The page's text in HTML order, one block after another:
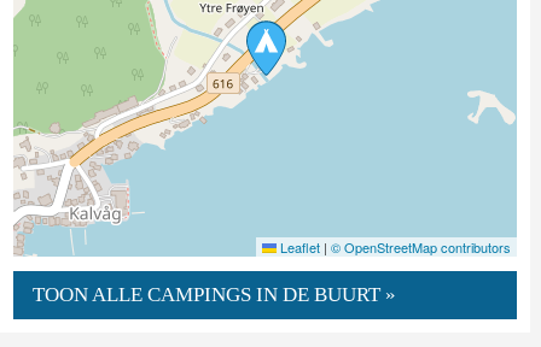
Leaflet | © OpenStreetMap contributors
TOON ALLE CAMPINGS IN DE BUURT »